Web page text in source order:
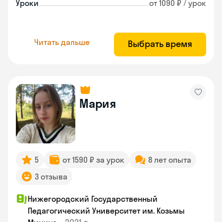
Уроки от 1090 ₽ / урок
Читать дальше Выбрать время
Мария
5 от 1590 ₽ за урок
8 лет опыта
3 отзыва
Нижегородский Государственный
Педагогический Университет им. Козьмы